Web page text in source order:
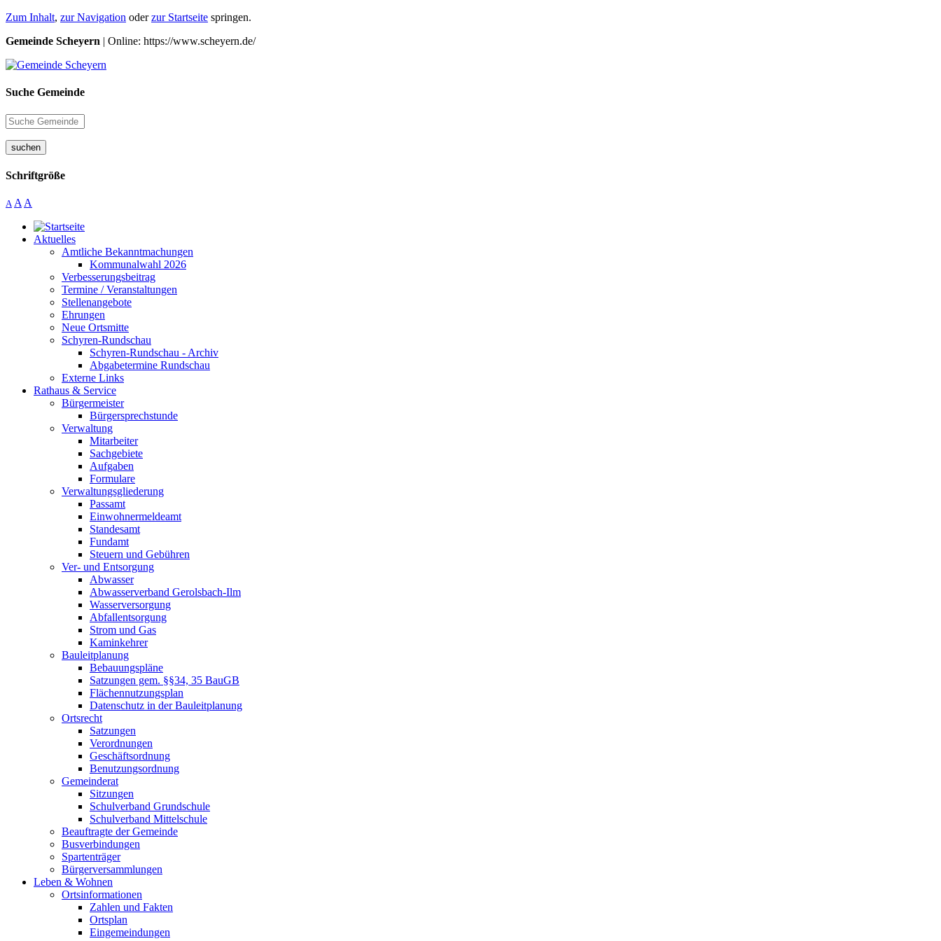
Zum Inhalt, zur Navigation oderzur Startseite springen.
Gemeinde Scheyern | Online: https://www.scheyern.de/
Suche Gemeinde
suchen
Schriftgröße
A A A
Aktuelles
Amtliche Bekanntmachungen
Kommunalwahl 2026
Verbesserungsbeitrag
Termine / Veranstaltungen
Stellenangebote
Ehrungen
Neue Ortsmitte
Schyren-Rundschau
Schyren-Rundschau - Archiv
Abgabetermine Rundschau
Externe Links
Rathaus & Service
Bürgermeister
Bürgersprechstunde
Verwaltung
Mitarbeiter
Sachgebiete
Aufgaben
Formulare
Verwaltungsgliederung
Passamt
Einwohnermeldeamt
Standesamt
Fundamt
Steuern und Gebühren
Ver- und Entsorgung
Abwasser
Abwasserverband Gerolsbach-Ilm
Wasserversorgung
Abfallentsorgung
Strom und Gas
Kaminkehrer
Bauleitplanung
Bebauungspläne
Satzungen gem. §§34, 35 BauGB
Flächennutzungsplan
Datenschutz in der Bauleitplanung
Ortsrecht
Satzungen
Verordnungen
Geschäftsordnung
Benutzungsordnung
Gemeinderat
Sitzungen
Schulverband Grundschule
Schulverband Mittelschule
Beauftragte der Gemeinde
Busverbindungen
Spartenträger
Bürgerversammlungen
Leben & Wohnen
Ortsinformationen
Zahlen und Fakten
Ortsplan
Eingemeindungen